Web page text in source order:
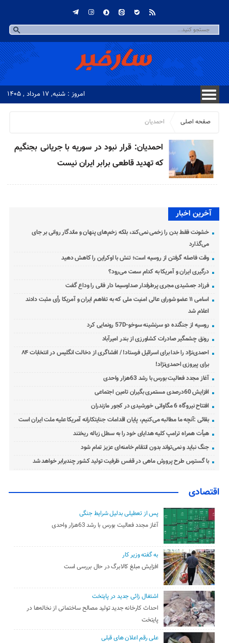
امروز : شنبه, ۱۷ مرداد , ۱۴۰۵
صفحه اصلی احمدیان
احمدیان: قرار نبود در سوریه با جریانی بجنگیم
که تهدید قاطعی برابر ایران نیست
آخرین اخبار
خشونت فقط بدن را زخمی نمی‌کند، بلکه زخم‌های پنهان و ماندگار روانی بر جای
می‌گذارد
وقت فاصله گرفتن از روسیه است؛ تنش با اوکراین را کاهش دهید
درگیری ایران و آمریکا به کدام سمت می‌رود؟
فرزاد جمشیدی مجری پرطرفدار صداوسیما دار فانی را وداع گفت
اسامی ۱۱ عضو شورای عالی امنیت ملی که به تفاهم ایران و آمریکا رأی مثبت دادند
اعلام شد
روسیه از جنگنده دو سرنشینه سوخو-57D رونمایی کرد
رونق چشمگیر صادرات کشاورزی از بندر امیرآباد
احمدی‌نژاد را خدا برای اسرائیل فرستاد! / افشاگری از دخالت انگلیس در انتخابات ۸۴
برای پیروزی احمدی‌نژاد!
آغاز مجدد فعالیت بورس با رشد 63هزار واحدی
افزایش 60درصدی مستمری بگیران تامین اجتماعی
افتتاح نیروگاه 6 مگاواتی خورشیدی در کجور مازندران
بقائی :آنچه ما مطالبه می‌کنیم، پایان اقدامات جنایتکارانه آمریکا علیه ملت ایران است
هیأت همراه ترامپ کلیه هدایای خود را به سطل زباله ریختند
جنگ نباید و نمی‌تواند بدون انتقام خامنه‌ای عزیز تمام شود
با گسترس طرح پرورش ماهی در قفس ظرفیت تولید کشور چندبرابر خواهد شد
اقتصادی
پس از تعطیلی بدلیل شرایط جنگی
آغاز مجدد فعالیت بورس با رشد 63هزار واحدی
به گفته وزیر کار
افزایش مبلغ کالابرگ در حال بررسی است
اشتغال زائی جدید در پایتخت
احداث کارخانه جدید تولید مصالح ساختمانی از نخاله‌ها در
پایتخت
علی رقم اعلان های قبلی